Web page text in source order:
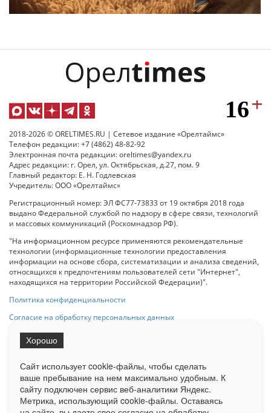
2018-2026 © ORELTIMES.RU | Сетевое издание «Орелтаймс»
Телефон редакции: +7 (4862) 48-82-92
Электронная почта редакции: oreltimes@yandex.ru
Адрес редакции: г. Орел, ул. Октябрьская, д.27, пом. 9
Главный редактор: Е. Н. Годлевская
Учредитель: ООО «Орелтаймс»
Регистрационный номер: ЭЛ ФС77-73833 от 19 октября 2018 года
выдано Федеральной службой по надзору в сфере связи, технологий
и массовых коммуникаций (Роскомнадзор РФ).
"На информационном ресурсе применяются рекомендательные
технологии (информационные технологии предоставления
информации на основе сбора, систематизации и анализа сведений,
относящихся к предпочтениям пользователей сети "Интернет",
находящихся на территории Российской Федерации)".
Политика конфиденциальности
Согласие на обработку персональных данных
на Сетевое издание «ОрелТаймс» обязательна.
Ограниченная статистика посещаемости доступна на сайте
Liveinternet.ru . Подробная статистика для рекламодателей по запросу
у менеджера.
Сайт использует cookie-файлы, чтобы сделать
ваше пребывание на нем максимально удобным. К
cайту подключен сервис веб-аналитики Яндекс.
Метрика, использующий cookie-файлы. Оставаясь
Хорошо